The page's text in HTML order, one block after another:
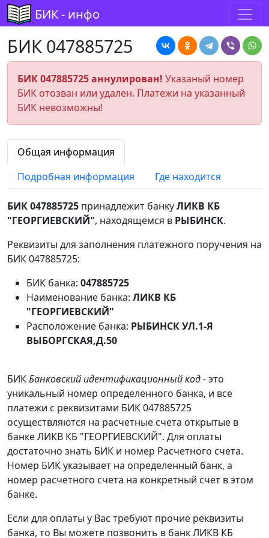
БИК - инфо
БИК 047885725
БИК 047885725 аннулирован! Указаный номер
БИК отозван или удален. Платежи на указанный
БИК невозможны!
Общая информация
Подробная информация
Где находится
БИК 047885725 принадлежит банкуЛИКВ КБ
"ГЕОРГИЕВСКИЙ", находящемся в РЫБИНСК.
Реквизиты для заполнения платежного поручения на
БИК 047885725:
БИК банка: 047885725
Наименование банка: ЛИКВ КБ
"ГЕОРГИЕВСКИЙ"
Расположение банка: РЫБИНСК УЛ.1-Я
ВЫБОРГСКАЯ,Д.50
БИКБанковский идентификационный код- это
уникальный номер определенного банка, и все
платежи с реквизитами БИК 047885725
осуществляются на расчетные счета открытые в
банке ЛИКВ КБ "ГЕОРГИЕВСКИЙ". Для оплаты
достаточно знать БИК и номер Расчетного счета.
Номер БИК указывает на определенный банк, а
номер расчетного счета на конкретный счет в этом
банке.
Если для оплаты у Вас требуют прочие реквизиты
банка, то Вы можете позвонить в банк ЛИКВ КБ